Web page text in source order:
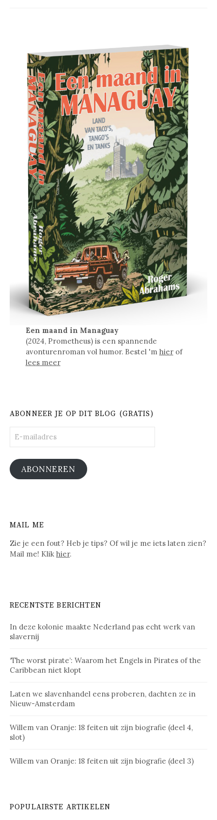
Een maand in Managuay
(2024, Prometheus) is een spannende
avonturenroman vol humor. Bestel 'm hierof
lees meer
ABONNEER JE OP DIT BLOG (GRATIS)
mailadres
ABONNEREN
MAIL ME
Zie je een fout? Heb je tips? Of wil je me iets laten zien?
Mail me! Klik hier.
RECENTSTE BERICHTEN
In deze kolonie maakte Nederland pas echt werk van
slavernij
‘The worst pirate’: Waarom het Engels in Pirates of the
Caribbean niet klopt
Laten we slavenhandel eens proberen, dachten ze in
Nieuw-Amsterdam
Willem van Oranje: 18 feiten uit zijn biografie (deel 4,
slot)
Willem van Oranje: 18 feiten uit zijn biografie (deel 3)
POPULAIRSTE ARTIKELEN